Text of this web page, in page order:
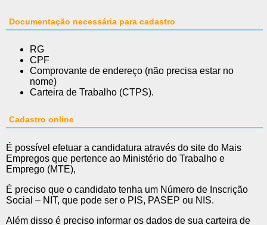
Documentação necessária para cadastro
RG
CPF
Comprovante de endereço (não precisa estar no
nome)
Carteira de Trabalho (CTPS).
Cadastro online
É possível efetuar a candidatura através do site do Mais
Empregos que pertence ao Ministério do Trabalho e
Emprego (MTE),
É preciso que o candidato tenha um Número de Inscrição
Social – NIT, que pode ser o PIS, PASEP ou NIS.
Além disso é preciso informar os dados de sua carteira de